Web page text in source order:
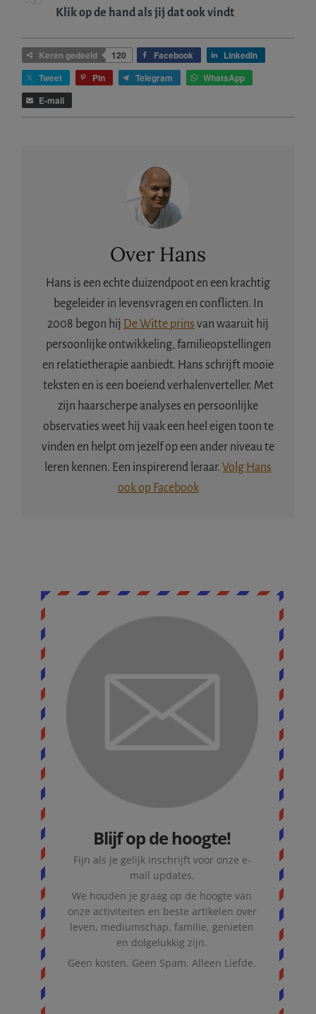
Klik op de hand als jij dat ook vindt
Keren gedeeld 120 Facebook
LinkedIn
Tweet
Pin Telegram
WhatsApp
E-mail
Over Hans
Hans is een echte duizendpoot en een krachtig
begeleider in levensvragen en conflicten. In
2008 begon hij De Witte prins van waaruit hij
persoonlijke ontwikkeling, familieopstellingen
en relatietherapie aanbiedt. Hans schrijft mooie
teksten en is een boeiend verhalenverteller. Met
zijn haarscherpe analyses en persoonlijke
observaties weet hij vaak een heel eigen toon te
vinden en helpt om jezelf op een ander niveau te
leren kennen. Een inspirerend leraar. Volg Hans
ook op Facebook
Blijf op de hoogte!
Fijn als je gelijk inschrijft voor onze e-
mail updates.
We houden je graag op de hoogte van
onze activiteiten en beste artikelen over
leven, mediumschap, familie, genieten
en dolgelukkig zijn.
Geen kosten. Geen Spam. Alleen Liefde.